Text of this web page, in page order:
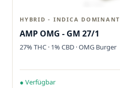
HYBRID - INDICA DOMINANT
AMP OMG - GM 27/1
27% THC · 1% CBD · OMG Burger
● Verfügbar